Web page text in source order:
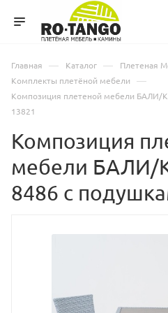
Главная — Каталог — Плетеная
Комплекты плетёной мебели —
Композиция плетеной мебели БАЛИ/
13821
Композиция
мебели БАЛИ/
8486 с